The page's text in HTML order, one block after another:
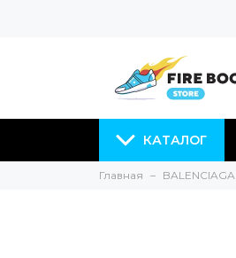
КАТАЛОГ
Главная BALENCIAGA